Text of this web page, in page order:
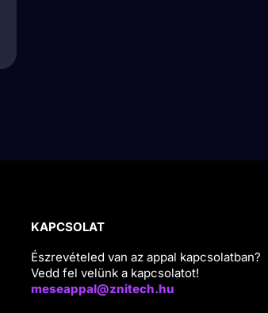
KAPCSOLAT
Észrevételed van az appal kapcsolatban?
Vedd fel velünk a kapcsolatot!
meseappal@znitech.hu